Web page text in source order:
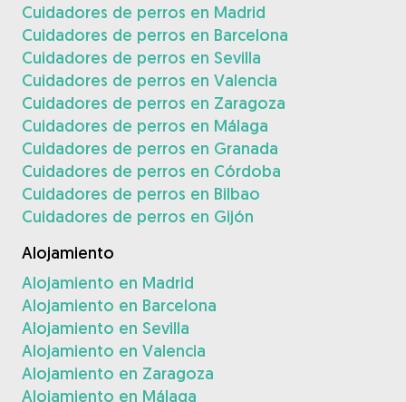
Cuidadores de perros en Madrid
Cuidadores de perros en Barcelona
Cuidadores de perros en Sevilla
Cuidadores de perros en Valencia
Cuidadores de perros en Zaragoza
Cuidadores de perros en Málaga
Cuidadores de perros en Granada
Cuidadores de perros en Córdoba
Cuidadores de perros en Bilbao
Cuidadores de perros en Gijón
Alojamiento
Alojamiento en Madrid
Alojamiento en Barcelona
Alojamiento en Sevilla
Alojamiento en Valencia
Alojamiento en Zaragoza
Alojamiento en Málaga